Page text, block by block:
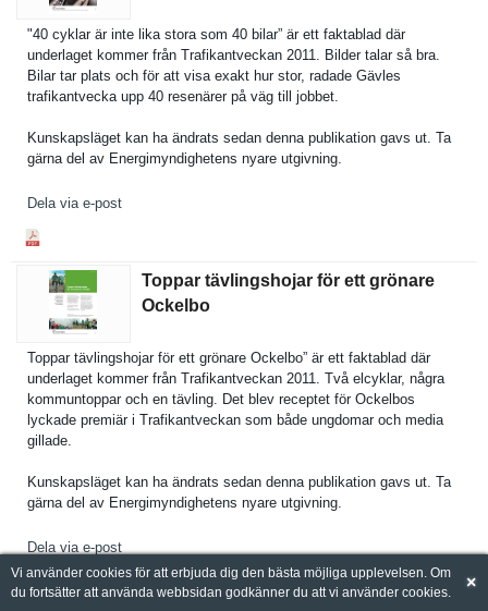
"40 cyklar är inte lika stora som 40 bilar” är ett faktablad där
underlaget kommer från Trafikantv­eckan 2011. Bilder talar så bra.
Bilar tar plats och för att visa exakt hur stor, radade Gävles
trafikantv­ecka upp 40 resenärer på väg till jobbet.
Kunskapslä­get kan ha ändrats sedan denna publikatio­n gavs ut. Ta
gärna del av Energimynd­ighetens nyare utgivning.
Dela via e-post
Toppar tävlingshojar för ett grönare
Ockelbo
Toppar tävlingsho­jar för ett grönare Ockelbo” är ett faktablad där
underlaget kommer från Trafikantv­eckan 2011. Två elcyklar, några
kommuntopp­ar och en tävling. Det blev receptet för Ockelbos
lyckade premiär i Trafikantv­eckan som både ungdomar och media
gillade.
Kunskapslä­get kan ha ändrats sedan denna publikatio­n gavs ut. Ta
gärna del av Energimynd­ighetens nyare utgivning.
Dela via e-post
Vi använder cookies för att erbjuda dig den bästa möjliga upplevelsen. Om
du fortsätter att använda webbsidan godkänner du att vi använder cookies.
×